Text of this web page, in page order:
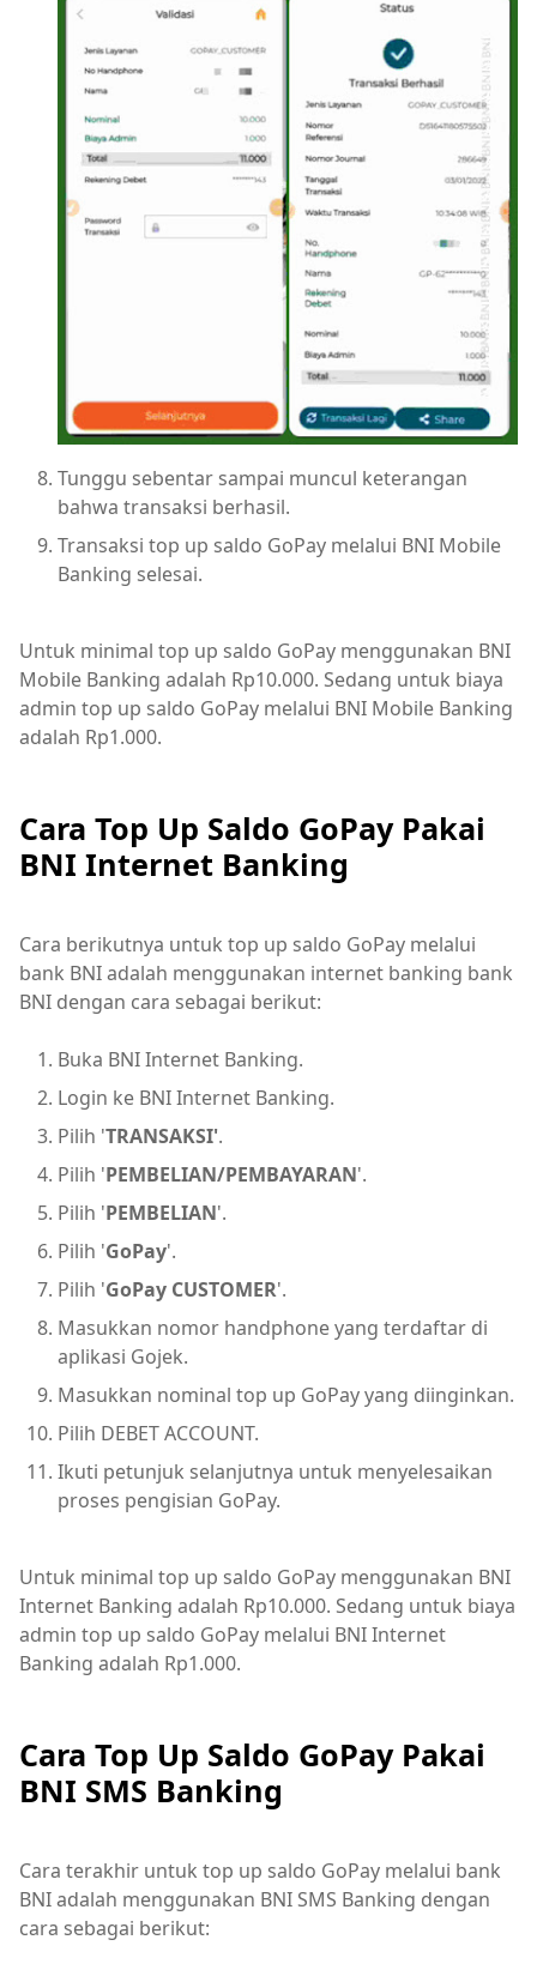
Tunggu sebentar sampai muncul keterangan
bahwa transaksi berhasil.
Transaksi top up saldo GoPay melalui BNI Mobile
Banking selesai.
Untuk minimal top up saldo GoPay menggunakan BNI
Mobile Banking adalah Rp10.000. Sedang untuk biaya
admin top up saldo GoPay melalui BNI Mobile Banking
adalah Rp1.000.
Cara Top Up Saldo GoPay Pakai
BNI Internet Banking
Cara berikutnya untuk top up saldo GoPay melalui
bank BNI adalah menggunakan internet banking bank
BNI dengan cara sebagai berikut:
Buka BNI Internet Banking.
Login ke BNI Internet Banking.
Pilih 'TRANSAKSI'.
Pilih 'PEMBELIAN/PEMBAYARAN'.
Pilih 'PEMBELIAN'.
Pilih 'GoPay'.
Pilih 'GoPay CUSTOMER'.
Masukkan nomor handphone yang terdaftar di
aplikasi Gojek.
Masukkan nominal top up GoPay yang diinginkan.
Pilih DEBET ACCOUNT.
Ikuti petunjuk selanjutnya untuk menyelesaikan
proses pengisian GoPay.
Untuk minimal top up saldo GoPay menggunakan BNI
Internet Banking adalah Rp10.000. Sedang untuk biaya
admin top up saldo GoPay melalui BNI Internet
Banking adalah Rp1.000.
Cara Top Up Saldo GoPay Pakai
BNI SMS Banking
Cara terakhir untuk top up saldo GoPay melalui bank
BNI adalah menggunakan BNI SMS Banking dengan
cara sebagai berikut: